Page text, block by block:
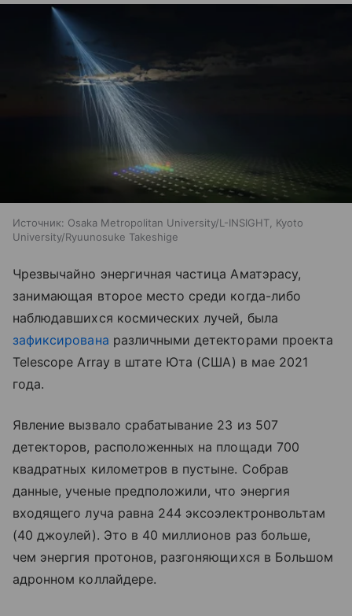
Источник: Osaka Metropolitan University/L-INSIGHT, Kyoto
University/Ryuunosuke Takeshige
Чрезвычайно энергичная частица Аматэрасу,
занимающая второе место среди когда-либо
наблюдавшихся космических лучей, была
зафиксирована различными детекторами проекта
Telescope Array в штате Юта (США) в мае 2021
года.
Явление вызвало срабатывание 23 из 507
детекторов, расположенных на площади 700
квадратных километров в пустыне. Собрав
данные, ученые предположили, что энергия
входящего луча равна 244 эксоэлектронвольтам
(40 джоулей). Это в 40 миллионов раз больше,
чем энергия протонов, разгоняющихся в Большом
адронном коллайдере.